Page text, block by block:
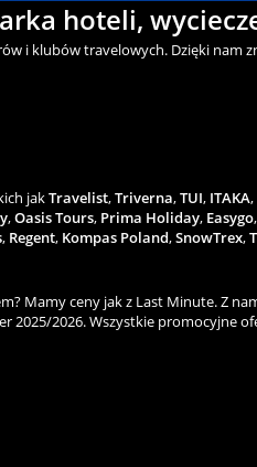
hoteli,
i klubów travelowych. Dzięki nam
jakTravelist,Triverna,TUI, ITAKA,
,Oasis Tours, Prima Holiday, Easygo
, Regent, Kompas Poland,SnowTrex,
Mamy ceny jak z Last Minute. Z
2025/2026. Wszystkie promocyjne